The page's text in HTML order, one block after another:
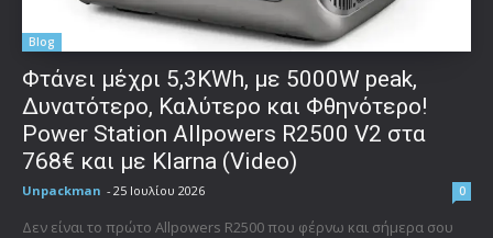
Blog
Φτάνει μέχρι 5,3KWh, με 5000W peak,
Δυνατότερο, Καλύτερο και Φθηνότερο!
Power Station Allpowers R2500 V2 στα
768€ και με Klarna (Video)
Unpackman - 25 Ιουλίου 2026 0
Δεν είναι το πρώτο Allpowers R2500 που φέρνω και σήμερα σου